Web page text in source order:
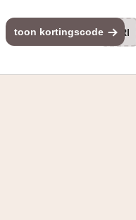
toon kortingscode PRI